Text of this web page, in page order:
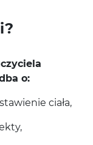
o:
ciała,